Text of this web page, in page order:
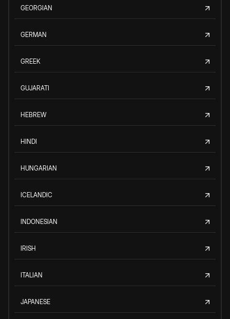
GEORGIAN
GERMAN
GREEK
GUJARATI
HEBREW
HINDI
HUNGARIAN
ICELANDIC
INDONESIAN
IRISH
ITALIAN
JAPANESE